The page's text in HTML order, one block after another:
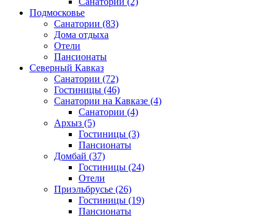
Подмосковье
Санатории (83)
Дома отдыха
Отели
Пансионаты
Северный Кавказ
Санатории (72)
Гостиницы (46)
Санатории на Кавказе (4)
Санатории (4)
Архыз (5)
Гостиницы (3)
Пансионаты
Домбай (37)
Гостиницы (24)
Отели
Приэльбрусье (26)
Гостиницы (19)
Пансионаты